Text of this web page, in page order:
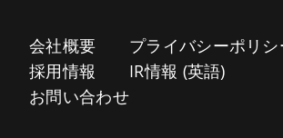
会社概要
採用情報
お問い合わせ
プライバシーポリシ
IR情報 (英語)